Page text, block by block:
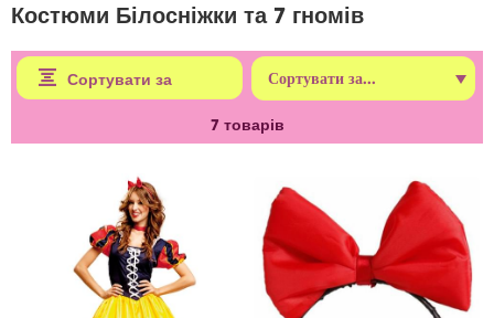
Костюми Білосніжки та 7 гномів
Сортувати за
7 товарів